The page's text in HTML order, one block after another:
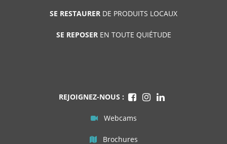
SE RESTAURER DE PRODUITS LOCAUX
SE REPOSEREN TOUTE QUIÉTUDE
REJOIGNEZ-NOUS :
Webcams
Brochures